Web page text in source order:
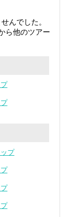
んでした。
ら他のツアー
プ